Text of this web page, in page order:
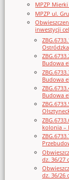
MPZP Mierki
MPZP ul.
inwestycji
Budowa
Budowa
Budowa
kolonia –
dz. 36/27
dz. 36/26